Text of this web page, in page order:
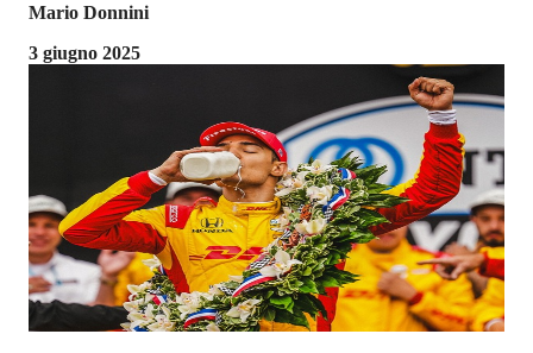
Mario Donnini
3 giugno 2025